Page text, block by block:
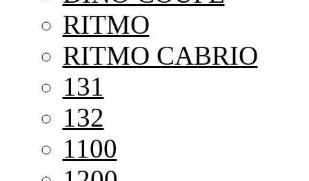
RITMO
RITMO CABRIO
131
132
1100